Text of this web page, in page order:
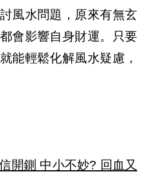
風水問題，原來有無玄
會影響自身財運。只要
能輕鬆化解風水疑慮，
開鍘 中小不妙? 回血又